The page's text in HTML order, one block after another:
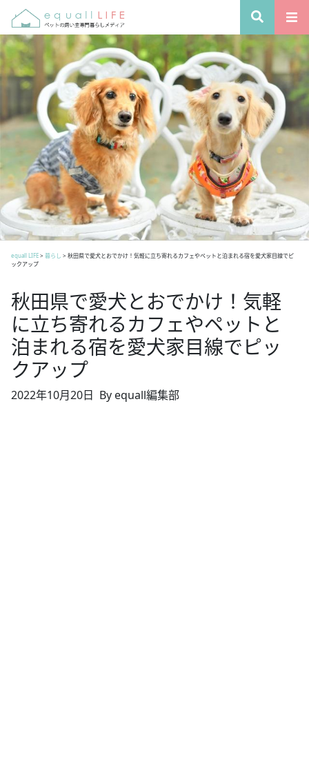
equall LIFE> 暮らし > 秋田県で愛犬とおでかけ！気軽に立ち寄れるカフェやペットと泊まれる宿を愛犬家目線でピ
ックアップ
秋田県で愛犬とおでかけ！気軽
に立ち寄れるカフェやペットと
泊まれる宿を愛犬家目線でピッ
クアップ
2022年10月20日 By equall編集部